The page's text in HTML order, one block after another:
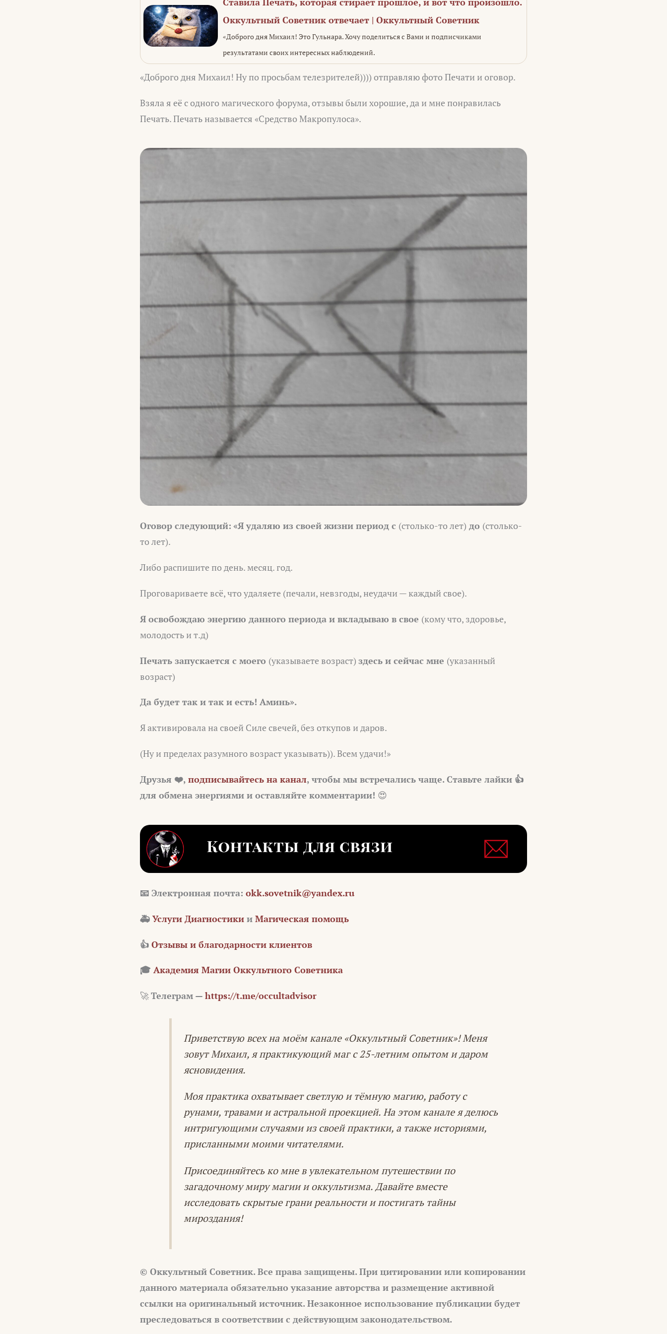
Oккультный Советник отвечает | Оккультный Советник
«Доброго дня Михаил! Это Гульнара. Хочу поделиться с Вами и подписчиками
результатами своих интересных наблюдений.
«Доброго дня Михаил! Ну по просьбам телезрителей)))) отправляю фото Печати и оговор.
Взяла я её с одного магического форума, отзывы были хорошие, да и мне понравилась
Печать. Печать называется «Средство Макропулоса».
Оговор следующий: «Я удаляю из своей жизни период с (столько-то лет) до (столько-
то лет).
Либо распишите по день. месяц. год.
Проговариваете всё, что удаляете (печали, невзгоды, неудачи — каждый свое).
Я освобождаю энергию данного периода и вкладываю в свое (кому что, здоровье,
молодость и т.д)
Печать запускается с моего (указываете возраст) здесь и сейчас мне (указанный
возраст)
Да будет так и так и есть! Аминь».
Я активировала на своей Силе свечей, без откупов и даров.
(Ну и пределах разумного возраст указывать)). Всем удачи!»
Друзья ❤️, подписывайтесь на канал, чтобы мы встречались чаще. Ставьте лайки 👍
для обмена энергиями и оставляйте комментарии! 😍
📧 Электронная почта: okk.sovetnik@yandex.ru
🚑 Услуги Диагностики и Магическая помощь
👍 Отзывы и благодарности клиентов
🎓 Академия Магии Оккультного Советника
🚀Телеграм — https://t.me/occultadvisor
Приветствую всех на моём канале «Оккультный Советник»! Меня
зовут Михаил, я практикующий маг с 25-летним опытом и даром
ясновидения.
Моя практика охватывает светлую и тёмную магию, работу с
рунами, травами и астральной проекцией. На этом канале я делюсь
интригующими случаями из своей практики, а также историями,
присланными моими читателями.
Присоединяйтесь ко мне в увлекательном путешествии по
загадочному миру магии и оккультизма. Давайте вместе
исследовать скрытые грани реальности и постигать тайны
мироздания!
© Оккультный Советник. Все права защищены. При цитировании или копировании
данного материала обязательно указание авторства и размещение активной
ссылки на оригинальный источник. Незаконное использование публикации будет
преследоваться в соответствии с действующим законодательством.